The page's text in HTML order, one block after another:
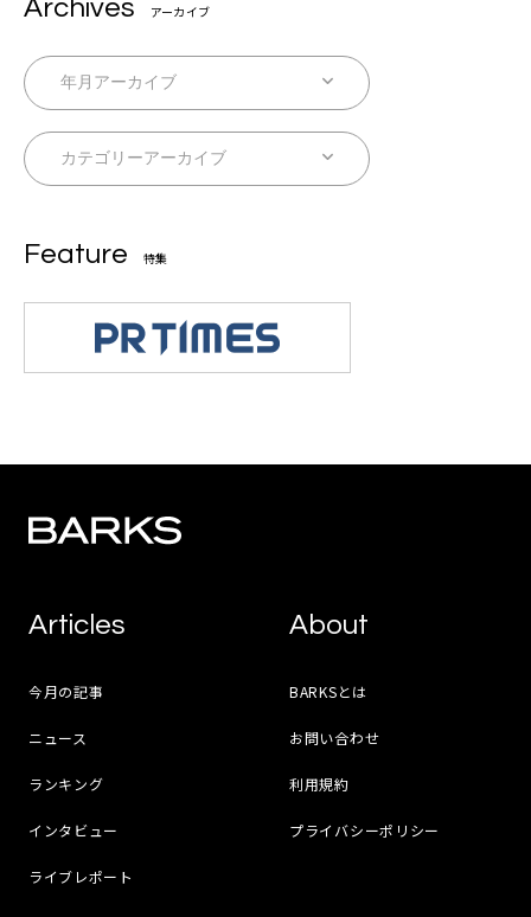
Archives アーカイブ
Feature 特集
Articles
今月の記事
ニュース
ランキング
インタビュー
ライブレポート
About
BARKSとは
お問い合わせ
利用規約
プライバシーポリシー